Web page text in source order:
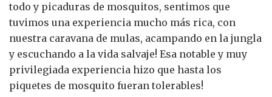
todo y picaduras de mosquitos, sentimos que
tuvimos una experiencia mucho más rica, con
nuestra caravana de mulas, acampando en la jungla
y escuchando a la vida salvaje! Esa notable y muy
privilegiada experiencia hizo que hasta los
piquetes de mosquito fueran tolerables!